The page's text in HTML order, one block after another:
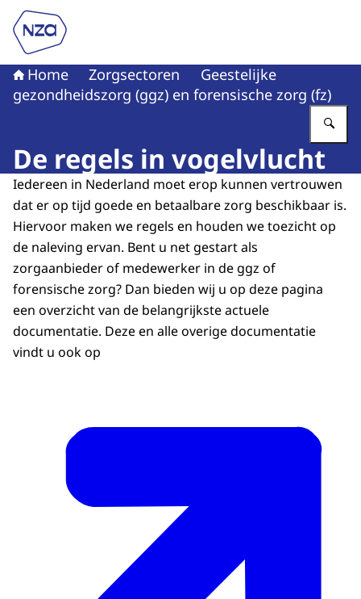
Naar de homepage van Nederlandse Zorgautoriteit
Home Zorgsectoren
Geestelijke
gezondheidszorg (ggz) en forensische zorg (fz)
De regels in vogelvlucht
Iedereen in Nederland moet erop kunnen vertrouwen
dat er op tijd goede en betaalbare zorg beschikbaar is.
Hiervoor maken we regels en houden we toezicht op
de naleving ervan. Bent u net gestart als
zorgaanbieder of medewerker in de ggz of
forensische zorg? Dan bieden wij u op deze pagina
een overzicht van de belangrijkste actuele
documentatie. Deze en alle overige documentatie
vindt u ook op